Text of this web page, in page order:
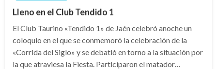
Lleno en el Club Tendido 1
El Club Taurino «Tendido 1» de Jaén celebró anoche un
coloquio en el que se conmemoró la celebración de la
«Corrida del Siglo» y se debatió en torno a la situación por
la que atraviesa la Fiesta. Participaron el matador…